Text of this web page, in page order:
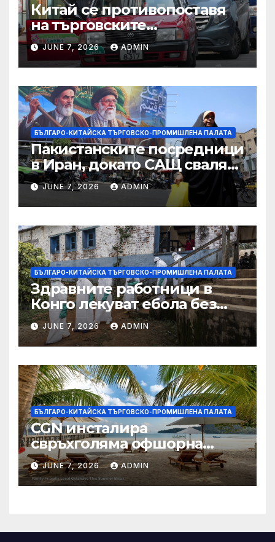
Китай се противопоставя
на търговските
ограничителни мерки на
САЩ във връзка с искове за
принудителен труд:
Министерство на
търговията
JUNE 7, 2026 ADMIN
БЪЛГАРО-КИТАЙСКА ТЪРГОВСКО-ПРОМИШЛЕНА ПАЛАТА
Пакистанските посредници
в Иран, докато САЩ свалят
дронове, Ливан търси мир
JUNE 7, 2026 ADMIN
БЪЛГАРО-КИТАЙСКА ТЪРГОВСКО-ПРОМИШЛЕНА ПАЛАТА
Здравните работници в
Конго лекуват ебола без
заплащане, докато СЗО
търси ресурси
JUNE 7, 2026 ADMIN
БЪЛГАРО-КИТАЙСКА ТЪРГОВСКО-ПРОМИШЛЕНА ПАЛАТА
CGN инсталира
свръхголяма офшорна
вятърна турбина с мощност
18 MW в Гуангдонг
JUNE 7, 2026 ADMIN